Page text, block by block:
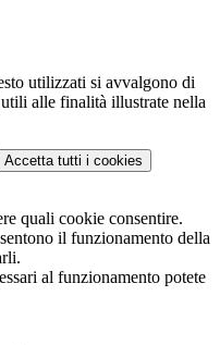
utilizzati si avvalgono di
alle finalità illustrate nella
Accetta tutti i cookies
quali cookie consentire.
il funzionamento della
al funzionamento potete